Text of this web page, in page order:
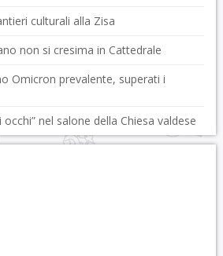
culturali alla Zisa
non si cresima in Cattedrale
Omicron prevalente, superati i
nel salone della Chiesa valdese